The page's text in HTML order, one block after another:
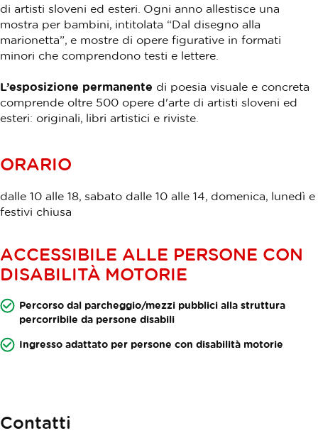
di artisti sloveni ed esteri. Ogni anno allestisce una
mostra per bambini, intitolata “Dal disegno alla
marionetta”, e mostre di opere figurative in formati
minori che comprendono testi e lettere.
L’esposizione permanente di poesia visuale e concreta
comprende oltre 500 opere d'arte di artisti sloveni ed
esteri: originali, libri artistici e riviste.
ORARIO
dalle 10 alle 18, sabato dalle 10 alle 14, domenica, lunedì e
festivi chiusa
ACCESSIBILE ALLE PERSONE CON
DISABILITÀ MOTORIE
Percorso dal parcheggio/mezzi pubblici alla struttura
percorribile da persone disabili
Ingresso adattato per persone con disabilità motorie
Contatti